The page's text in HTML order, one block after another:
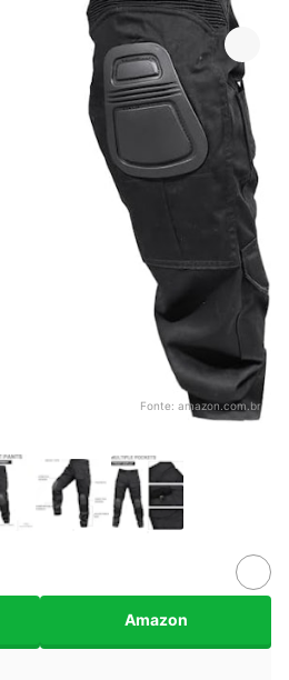
Fonte: amazon.com.br
Amazon